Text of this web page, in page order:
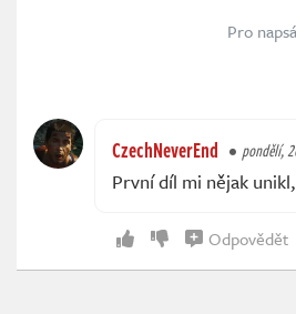
Pro
CzechNeverEnd pondělí,
První díl mi nějak
Odpovědět